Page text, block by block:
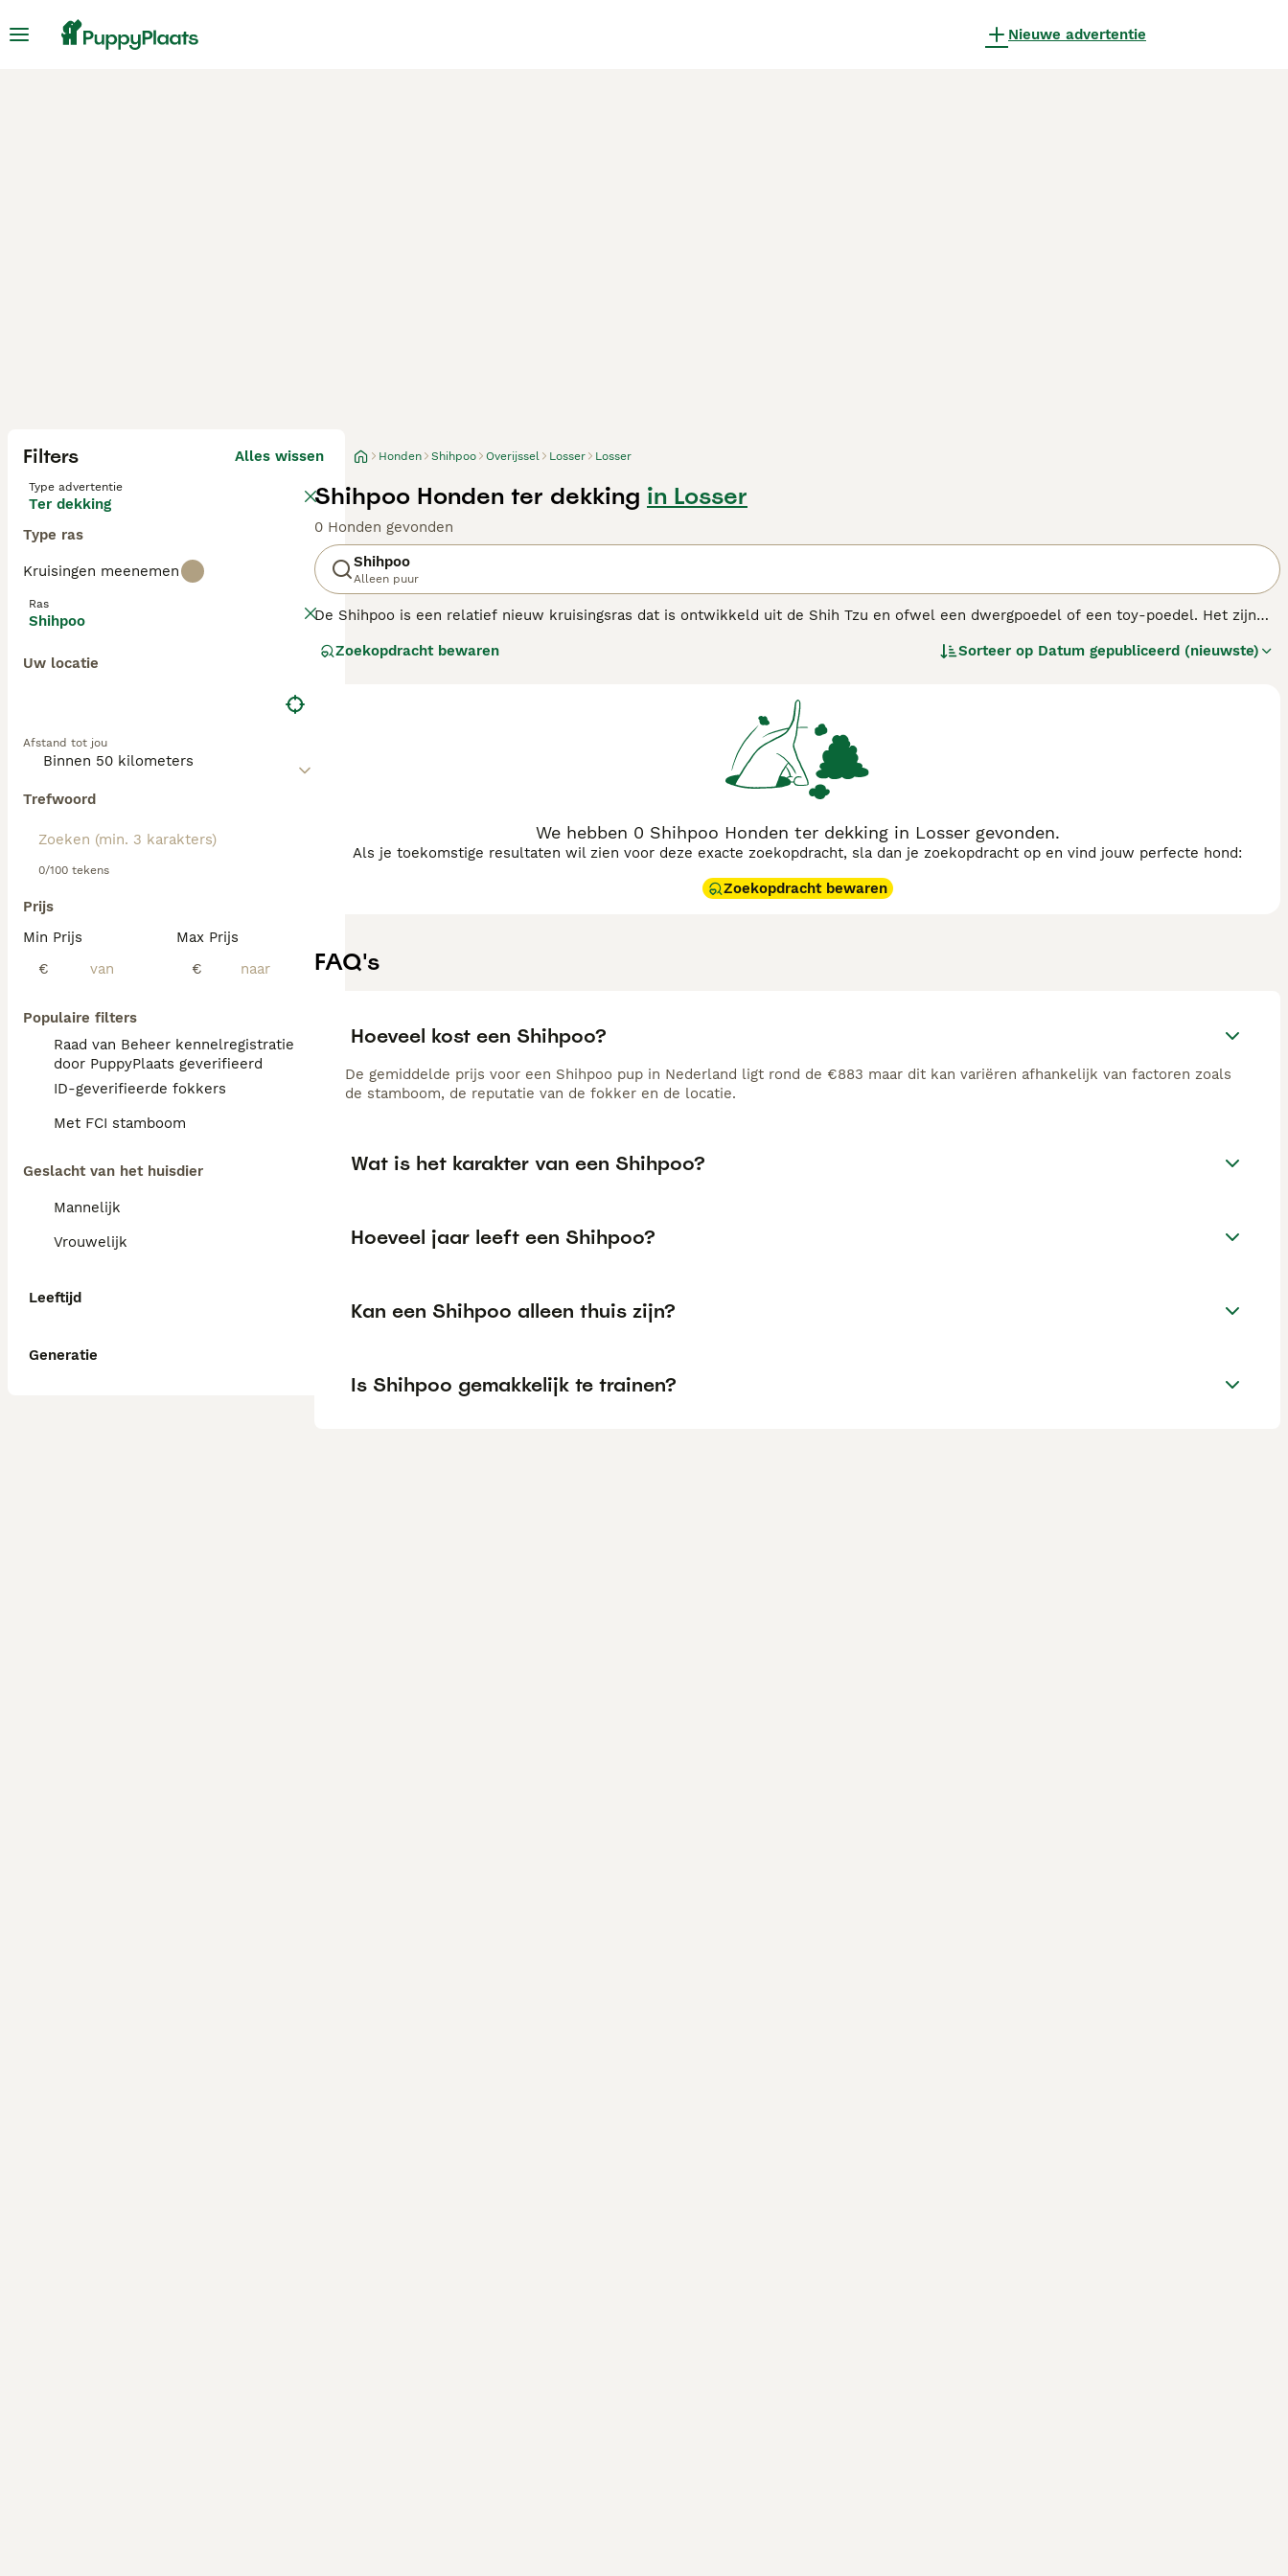
Nieuwe advertentie
Filters Alles wissen
Type advertentie
Ter dekking
Type ras
Kruisingen meenemen
Ras
Shihpoo
Uw locatie
Afstand tot jou
Trefwoord
0/100 tekens
Prijs
Min Prijs
€
Max Prijs
€
Populaire filters
Raad van Beheer kennelregistratie
door PuppyPlaats geverifieerd
ID-geverifieerde fokkers
Met FCI stamboom
Geslacht van het huisdier
Mannelijk
Vrouwelijk
Leeftijd
Generatie
Honden Shihpoo Overijssel Losser Losser
Shihpoo Honden ter dekking in Losser
0 Honden gevonden
Shihpoo
Alleen puur
De Shihpoo is een relatief nieuw kruisingsras dat is ontwikkeld uit de Shih Tzu en ofwel een dwergpoedel of een toy-poedel. Het zijn
afhankelijk van welk van de ouderrassen de pups zijn verwekt. Pups in hetzelfde nest kunnen er heel verschillend uit zien en een
Zoekopdracht bewaren Sorteer op Datum gepubliceerd (nieuwste)
We hebben 0 Shihpoo Honden ter dekking in Losser gevonden.
Als je toekomstige resultaten wil zien voor deze exacte zoekopdracht, sla dan je zoekopdracht op en vind jouw perfecte hond:
Zoekopdracht bewaren
FAQ's
Hoeveel kost een Shihpoo?
De gemiddelde prijs voor een Shihpoo pup in Nederland ligt rond de €883 maar dit kan variëren afhankelijk van factoren zoals
de stamboom, de reputatie van de fokker en de locatie.
Wat is het karakter van een Shihpoo?
Hoeveel jaar leeft een Shihpoo?
Kan een Shihpoo alleen thuis zijn?
Is Shihpoo gemakkelijk te trainen?